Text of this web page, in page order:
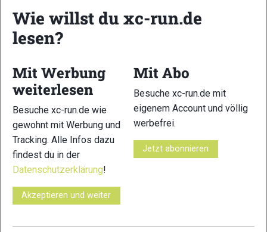
19
Wie willst du xc-run.de
lesen?
Mit Werbung
weiterlesen
Besuche xc-run.de wie
gewohnt mit Werbung und
Tracking. Alle Infos dazu
findest du in der
Datenschutzerklärung!
Akzeptieren und weiter
Mit Abo
Besuche xc-run.de mit
eigenem Account und völlig
werbefrei.
Jetzt abonnieren